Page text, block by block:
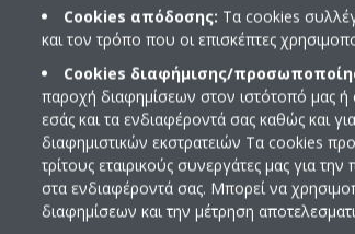
Cookies απόδοσης: Τα cookies
και τον τρόπο που οι επισκέπτες
Cookies διαφήμισης/
παροχή διαφημίσεων στον ιστότοπό μας
εσάς και τα ενδιαφέροντά σας καθώς και
διαφημιστικών εκστρατειών Τα cookies
τρίτους εταιρικούς συνεργάτες μας για
στα ενδιαφέροντά σας. Μπορεί να
διαφημίσεων και την μέτρηση